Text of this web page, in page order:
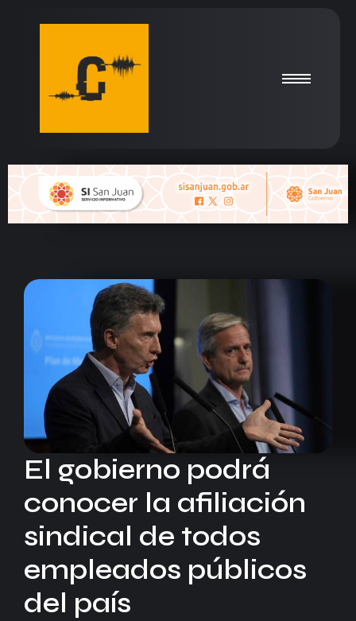
El gobierno podrá
conocer la afiliación
sindical de todos
empleados públicos
del país